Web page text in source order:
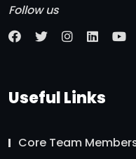
Follow us
Useful Links
Core Team